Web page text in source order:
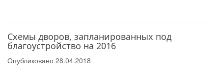
Схемы дворов, запланированных под
благоустройство на 2016
Опубликовано 28.04.2018